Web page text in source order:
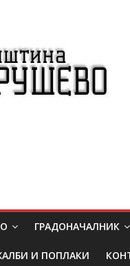
ГРАДОНАЧАЛНИК
И ПОПЛАКИ